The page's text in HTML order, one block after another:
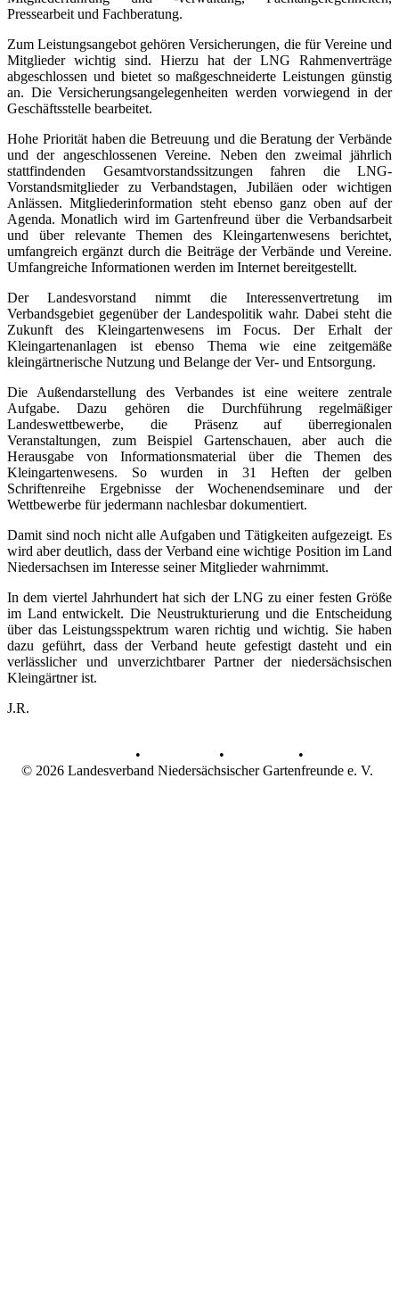
Pressearbeit und Fachberatung.
Zum Leistungsangebot gehören Versicherungen, die für Vereine und
Mitglieder wichtig sind. Hierzu hat der LNG Rahmenverträge
abgeschlossen und bietet so maßgeschneiderte Leistungen günstig
an. Die Versicherungsangelegenheiten werden vorwiegend in der
Geschäftsstelle bearbeitet.
Hohe Priorität haben die Betreuung und die Beratung der Verbände
und der angeschlossenen Vereine. Neben den zweimal jährlich
stattfindenden Gesamtvorstandssitzungen fahren die LNG-
Vorstandsmitglieder zu Verbandstagen, Jubiläen oder wichtigen
Anlässen. Mitgliederinformation steht ebenso ganz oben auf der
Agenda. Monatlich wird im Gartenfreund über die Verbandsarbeit
und über relevante Themen des Kleingartenwesens berichtet,
umfangreich ergänzt durch die Beiträge der Verbände und Vereine.
Umfangreiche Informationen werden im Internet bereitgestellt.
Der Landesvorstand nimmt die Interessenvertretung im
Verbandsgebiet gegenüber der Landespolitik wahr. Dabei steht die
Zukunft des Kleingartenwesens im Focus. Der Erhalt der
Kleingartenanlagen ist ebenso Thema wie eine zeitgemäße
kleingärtnerische Nutzung und Belange der Ver- und Entsorgung.
Die Außendarstellung des Verbandes ist eine weitere zentrale
Aufgabe. Dazu gehören die Durchführung regelmäßiger
Landeswettbewerbe, die Präsenz auf überregionalen
Veranstaltungen, zum Beispiel Gartenschauen, aber auch die
Herausgabe von Informationsmaterial über die Themen des
Kleingartenwesens. So wurden in 31 Heften der gelben
Schriftenreihe Ergebnisse der Wochenendseminare und der
Wettbewerbe für jedermann nachlesbar dokumentiert.
Damit sind noch nicht alle Aufgaben und Tätigkeiten aufgezeigt. Es
wird aber deutlich, dass der Verband eine wichtige Position im Land
Niedersachsen im Interesse seiner Mitglieder wahrnimmt.
In dem viertel Jahrhundert hat sich der LNG zu einer festen Größe
im Land entwickelt. Die Neustrukturierung und die Entscheidung
über das Leistungsspektrum waren richtig und wichtig. Sie haben
dazu geführt, dass der Verband heute gefestigt dasteht und ein
verlässlicher und unverzichtbarer Partner der niedersächsischen
Kleingärtner ist.
J.R.
• •
•
© 2026 Landesverband Niedersächsischer Gartenfreunde e. V.